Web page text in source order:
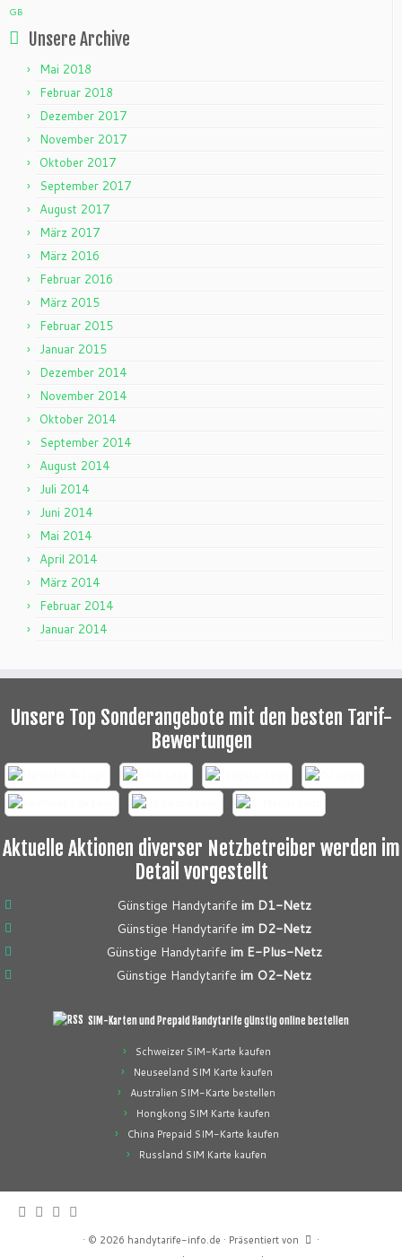
GB
Unsere Archive
Mai 2018
Februar 2018
Dezember 2017
November 2017
Oktober 2017
September 2017
August 2017
März 2017
März 2016
Februar 2016
März 2015
Februar 2015
Januar 2015
Dezember 2014
November 2014
Oktober 2014
September 2014
August 2014
Juli 2014
Juni 2014
Mai 2014
April 2014
März 2014
Februar 2014
Januar 2014
Unsere Top Sonderangebote mit den besten Tarif-
Bewertungen
Aktuelle Aktionen diverser Netzbetreiber werden im
Detail vorgestellt
Günstige Handytarife im D1-Netz
Günstige Handytarife im D2-Netz
Günstige Handytarife im E-Plus-Netz
Günstige Handytarife im O2-Netz
SIM-Karten und Prepaid Handytarife günstig online bestellen
Schweizer SIM-Karte kaufen
Neuseeland SIM Karte kaufen
Australien SIM-Karte bestellen
Hongkong SIM Karte kaufen
China Prepaid SIM-Karte kaufen
Russland SIM Karte kaufen
· © 2026 handytarife-info.de · Präsentiert von
·